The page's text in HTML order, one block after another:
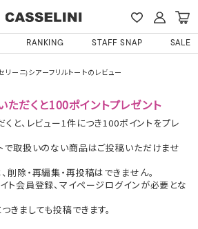
RANKING STAFF SNAP SALE
リーニ)シアーフリルトートのレビュー
ただくと100ポイントプレゼント
と、レビュー1件につき100ポイントをプレ
で取扱いのない商品はご投稿いただけませ
除・再編集・再投稿はできません。
ト会員登録、マイページログインが必要とな
ましても投稿できます。